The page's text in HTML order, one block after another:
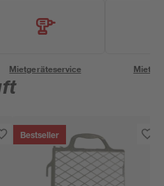
Mietgeräteservice
Bestseller